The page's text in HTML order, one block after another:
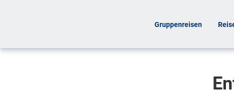
Gruppenreisen